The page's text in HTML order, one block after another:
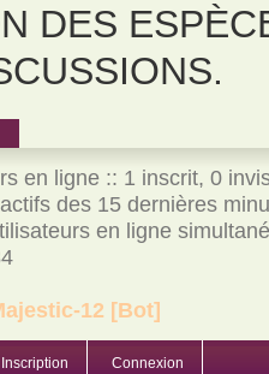
DES
en ligne :: 1 inscrit, 0
des 15 dernières
en ligne
12 [Bot]
Inscription Connexion